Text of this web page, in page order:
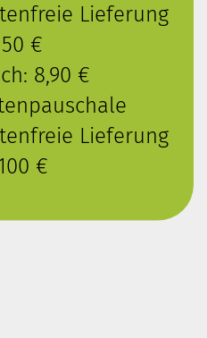
Lieferung
€
8,90 €
Lieferung
€